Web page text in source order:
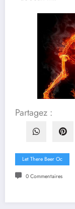
Partagez :
Let There Beer Oc
0 Commentaires